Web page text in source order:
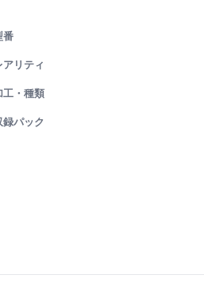
番
アリティ
工・種類
録パック